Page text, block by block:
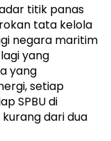
titik panas
tata kelola
negara maritim
yang
yang
setiap
SPBU di
dari dua